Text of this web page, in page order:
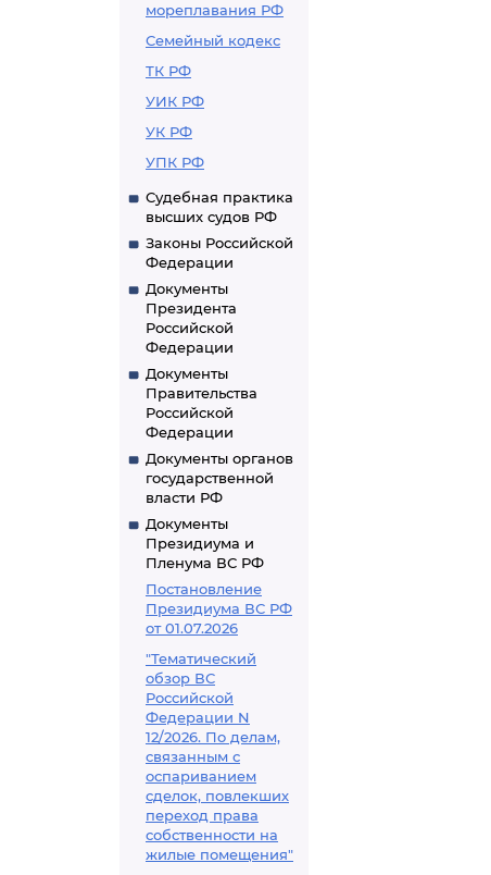
мореплавания РФ
Семейный кодекс
ТК РФ
УИК РФ
УК РФ
УПК РФ
Судебная практика
высших судов РФ
Законы Российской
Федерации
Документы
Президента
Российской
Федерации
Документы
Правительства
Российской
Федерации
Документы органов
государственной
власти РФ
Документы
Президиума и
Пленума ВС РФ
Постановление
Президиума ВС РФ
от 01.07.2026
"Тематический
обзор ВС
Российской
Федерации N
12/2026. По делам,
связанным с
оспариванием
сделок, повлекших
переход права
собственности на
жилые помещения"